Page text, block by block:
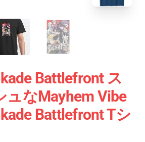
Battlefront ス
ュなMayhem Vibe
Battlefront Tシ